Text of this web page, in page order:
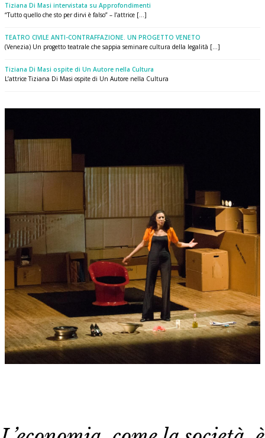
Tiziana Di Masi intervistata su Approfondimenti
“Tutto quello che sto per dirvi è falso” – l’attrice [...]
TEATRO CIVILE ANTI-CONTRAFFAZIONE. UN PROGETTO VENETO
(Venezia) Un progetto teatrale che sappia seminare cultura della legalità [...]
Tiziana Di Masi ospite di Un Autore nella Cultura
L’attrice Tiziana Di Masi ospite di Un Autore nella Cultura